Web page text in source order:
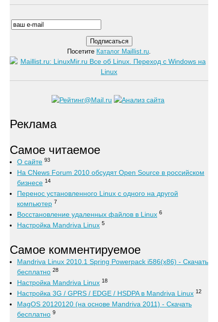
Посетите Каталог Maillist.ru.
Реклама
Самое читаемое
О сайте 93
На CNews Forum 2010 обсудят Open Source в российском
бизнесе 14
Перенос установленного Linux с одного на другой
компьютер 7
Восстановление удаленных файлов в Linux 6
Настройка Mandriva Linux 5
Самое комментируемое
Mandriva Linux 2010.1 Spring Powerpack i586(x86) - Скачать
бесплатно 28
Настройка Mandriva Linux 18
Настройка 3G / GPRS / EDGE / HSDPA в Mandriva Linux 12
MagOS 20120120 (на основе Mandriva 2011) - Скачать
бесплатно 9